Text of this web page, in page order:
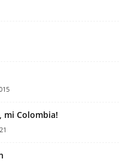
mi Colombia!